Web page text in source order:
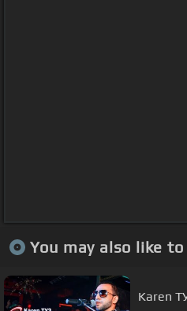
You may also like
Karen